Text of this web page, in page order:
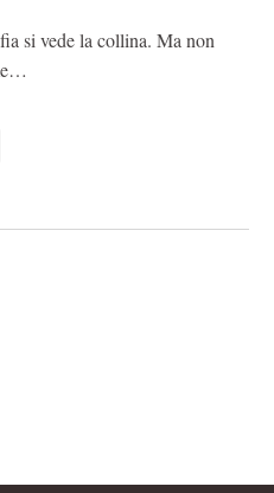
si vede la collina. Ma non